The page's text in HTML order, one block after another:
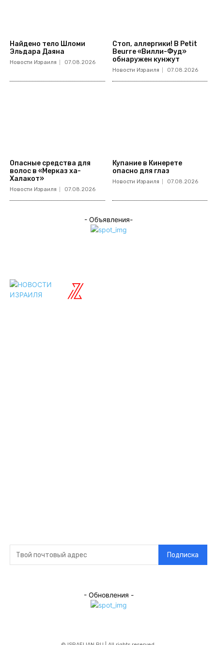
Найдено тело Шломи
Эльдара Даяна
Новости Израиля 07.08.2026
Стоп, аллергики! В Petit
Beurre «Вилли-Фуд»
обнаружен кунжут
Новости Израиля 07.08.2026
Опасные средства для
волос в «Мерказ ха-
Халакот»
Новости Израиля 07.08.2026
Купание в Кинерете
опасно для глаз
Новости Израиля 07.08.2026
- Объявления-
Подписка
- Обновления -